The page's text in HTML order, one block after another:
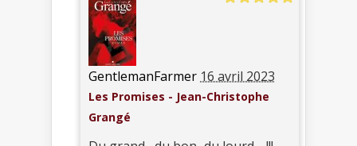
GentlemanFarmer 16 avril 2023
Les Promises - Jean-Christophe
Grangé